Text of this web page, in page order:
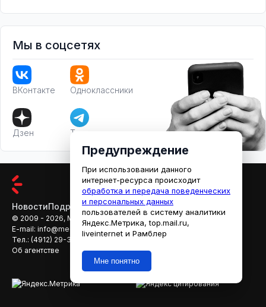
Мы в соцсетях
ВКонтакте Одноклассники
Дзен Телеграм
НовостиПодробностиАфишаКино
© 2009 - 2026, МЕДИАРЯЗАНЬ
E-mail: info@mediaryazan.ru
reklama@mediaryazan.ru
Тел.: (4912) 29-33-66
Об агентстве
Предупреждение
При использовании данного
интернет-ресурса происходит
обработка и передача поведенческих
и персональных данных
пользователей в систему аналитики
Яндекс.Метрика, top.mail.ru,
liveinternet и Рамблер
Мне понятно